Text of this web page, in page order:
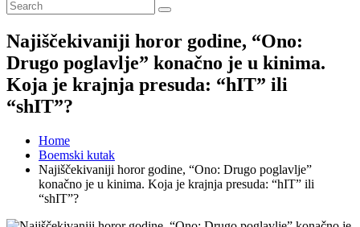
Najiščekivaniji horor godine, “Ono:
Drugo poglavlje” konačno je u kinima.
Koja je krajnja presuda: “hIT” ili
“shIT”?
Home
Boemski kutak
Najiščekivaniji horor godine, “Ono: Drugo poglavlje”
konačno je u kinima. Koja je krajnja presuda: “hIT” ili
“shIT”?